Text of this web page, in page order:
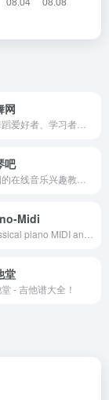
网
吧
Midi
堂
- 吉他谱大全！